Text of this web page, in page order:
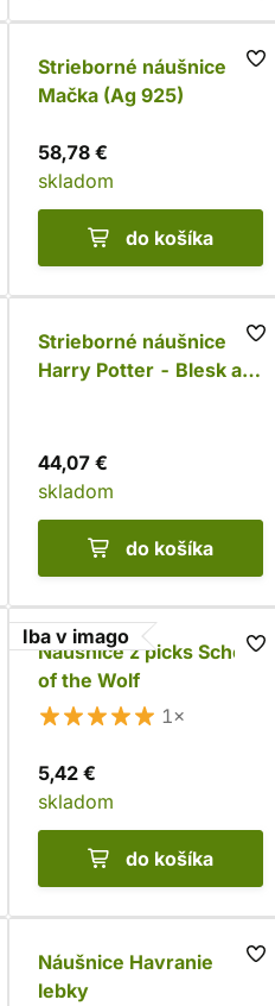
Strieborné náušnice
Mačka (Ag 925)
58,78 €
skladom
do košíka
Strieborné náušnice
Harry Potter - Blesk a
44,07 €
skladom
do košíka
Iba v imago
Náušnice z picks School
of the Wolf
1×
5,42 €
skladom
do košíka
Náušnice Havranie
lebky